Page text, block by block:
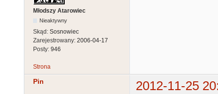
Młodszy Atarowiec
Nieaktywny
Skąd: Sosnowiec
Zarejestrowany: 2006-04-17
Posty: 946
Strona
Pin 2012-11-25